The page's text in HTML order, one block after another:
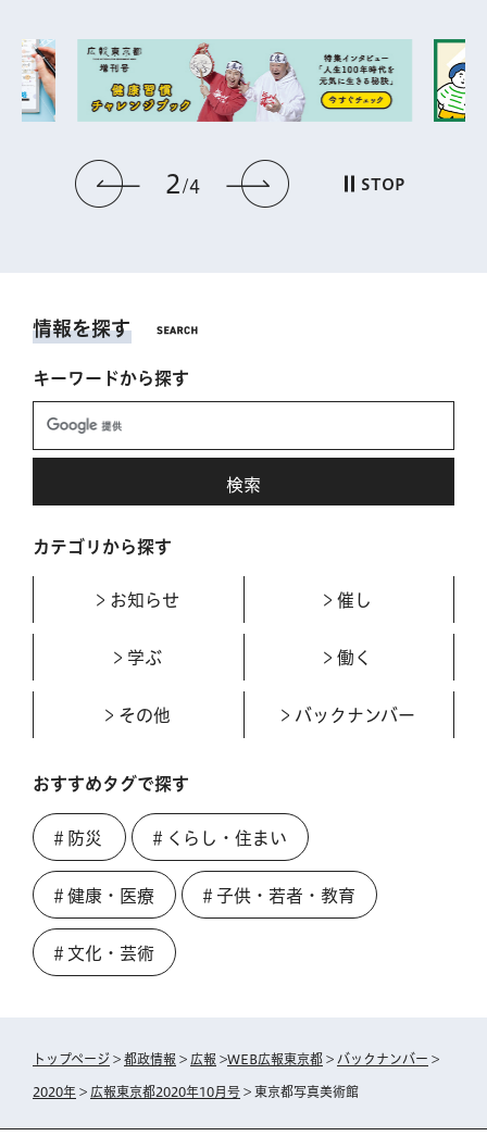
前のスライドを表示
2 4 次のスライドを表
STOP
情報を探す
キーワードから探す
カテゴリから探す
お知らせ 催し
学ぶ 働く
その他 バックナンバー
おすすめタグで探す
＃防災 ＃くらし・住まい
＃健康・医療 ＃子供・若者・教育
＃文化・芸術
トップページ > 都政情報 > 広報 >WEB広報東京都 > バックナンバー >
2020年 > 広報東京都2020年10月号 > 東京都写真美術館